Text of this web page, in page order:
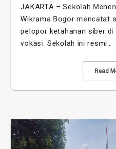
JAKARTA – Sekolah
Wikrama Bogor mencatat
pelopor ketahanan siber di
vokasi. Sekolah ini resmi…
Read